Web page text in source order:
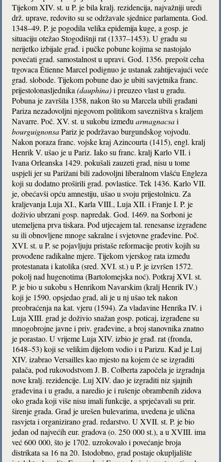
Tijekom XIV. st. u P. je bila kralj. rezidencija, najvažniji uredi
drž. uprave, redovito su se održavale sjednice parlamenta. God.
1348–49. P. je pogodila velika epidemija kuge, a gosp. je
situaciju otežao Stogodišnji rat (1337–1453). U gradu su
nerijetko izbijale građ. i pučke pobune kojima se nastojalo
povećati grad. samostalnost u upravi. God. 1356. prepošt ceha
trgovaca Étienne Marcel podignuo je ustanak zahtijevajući veće
grad. slobode. Tijekom pobune dao je ubiti savjetnika franc.
prijestolonasljednika(dauphina)i preuzeo vlast u gradu.
Pobuna je završila 1358, nakon što su Marcela ubili građani
Pariza nezadovoljni njegovom politikom savezništva s kraljem
Navarre. Poč. XV. st. u sukobu izmeđuarmagnacsai
bourguignonsaPariz je podržavao burgundskog vojvodu.
Nakon poraza franc. vojske kraj Azincourta (1415), engl. kralj
Henrik V. ušao je u Pariz. Iako su franc. kralj Karlo VII. i
Ivana Orleanska 1429. pokušali zauzeti grad, nisu u tome
uspjeli jer su Parižani bili zadovoljni liberalnom vlašću Engleza
koji su dodatno proširili grad. povlastice. Tek 1436. Karlo VII.
je, obećavši opću amnestiju, ušao u svoju prijestolnicu. Za
kraljevanja Luja XI., Karla VIII., Luja XII. i Franje I. P. je
doživio ubrzani gosp. napredak. God. 1469. na Sorboni je
utemeljena prva tiskara. Pod utjecajem tal. renesanse izgrađene
su ili obnovljene mnoge sakralne i svjetovne građevine. Poč.
XVI. st. u P. se pojavljuju pristaše reformacije protiv kojih su
provođene radikalne mjere. Tijekom vjerskog rata između
protestanata i katolika (sred. XVI. st.) u P. je izvršen 1572.
pokolj nad hugenotima (Bartolomejska noć). Potkraj XVI. st.
P. je bio u sukobu s Henrikom Navarskim (kralj Henrik IV.)
koji je 1590. opsjedao grad, ali je u nj ušao tek nakon
preobraćenja na kat. vjeru (1594). Za vladavine Henrika IV. i
Luja XIII. grad je doživio snažan gosp. poticaj, izgrađene su
mnogobrojne javne i priv. građevine, a broj stanovnika znatno
je porastao. U vrijeme Luja XIV. izbio je građ. rat (fronda,
1648–53) koji se velikim dijelom vodio i u Parizu. Kad je Luj
XIV. izabrao Versailles kao mjesto na kojem će se izgraditi
palača, pod rukovodstvom J. B. Colberta započela je izgradnja
nove kralj. rezidencije. Luj XIV. dao je izgraditi niz sjajnih
građevina i u gradu, a naredio je i rušenje obrambenih zidova
oko grada koji više nisu imali funkcije, a sprječavali su prir.
širenje grada. Grad je urešen bulevarima, uvedena je ulična
rasvjeta i organizirano grad. redarstvo. U XVII. st. P. je bio
jedan od najvećih eur. gradova (o. 250 000 st.), a u XVIII. ima
već 600 000, što je 1702. uzrokovalo i povećanje broja
distrikata sa 16 na 20. Istodobno, grad postaje okupljalište